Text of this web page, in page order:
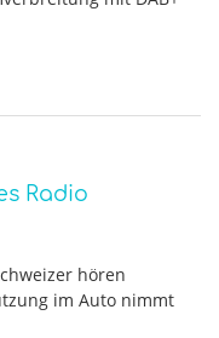
Radio
hören
im Auto nimmt